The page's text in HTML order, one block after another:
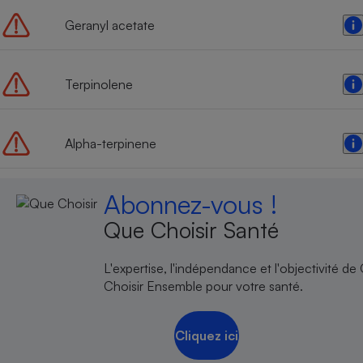
Geranyl acetate
Terpinolene
Alpha-terpinene
Abonnez-vous !
Que Choisir Santé
L'expertise, l'indépendance et l'objectivité de
Choisir Ensemble pour votre santé.
Cliquez ici